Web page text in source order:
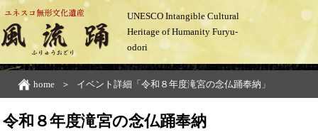
UNESCO Intangible Cultural
Heritage of Humanity Furyu-
odori
home イベント詳細「令和８年度滝宮の念仏踊奉納」
令和８年度滝宮の念仏踊奉納